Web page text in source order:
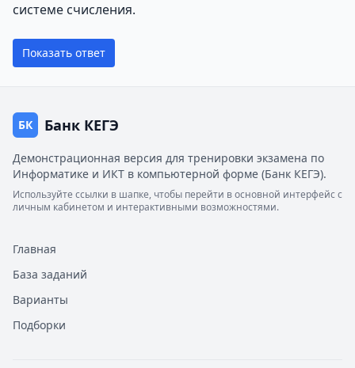
системе счисления.
Показать ответ
БК Банк КЕГЭ
Демонстрационная версия для тренировки экзамена по
Информатике и ИКТ в компьютерной форме (Банк КЕГЭ).
Используйте ссылки в шапке, чтобы перейти в основной интерфейс с
личным кабинетом и интерактивными возможностями.
Главная
База заданий
Варианты
Подборки